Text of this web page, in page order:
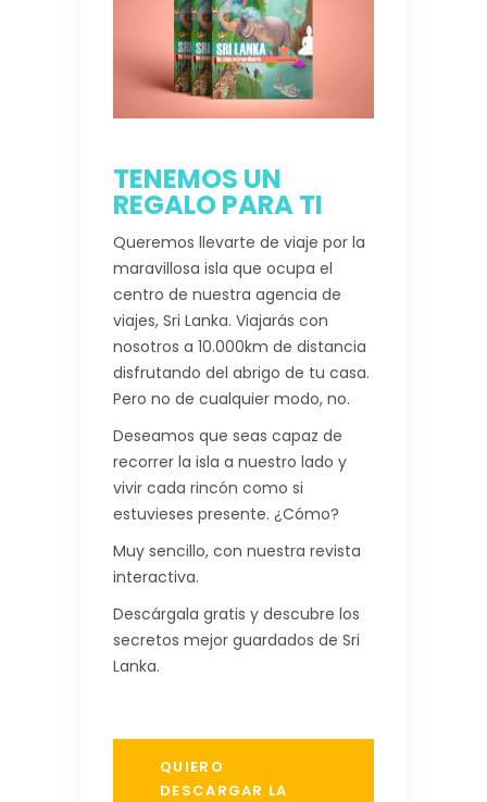
TENEMOS UN
REGALO PARA TI
Queremos llevarte de viaje por la
maravillosa isla que ocupa el
centro de nuestra agencia de
viajes, Sri Lanka. Viajarás con
nosotros a 10.000km de distancia
disfrutando del abrigo de tu casa.
Pero no de cualquier modo, no.
Deseamos que seas capaz de
recorrer la isla a nuestro lado y
vivir cada rincón como si
estuvieses presente. ¿Cómo?
Muy sencillo, con nuestra revista
interactiva.
Descárgala gratis y descubre los
secretos mejor guardados de Sri
Lanka.
QUIERO
DESCARGAR LA